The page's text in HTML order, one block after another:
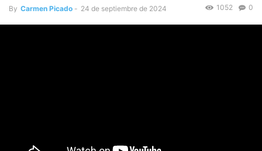
By Carmen Picado - 24 de septiembre de 2024 0
1052